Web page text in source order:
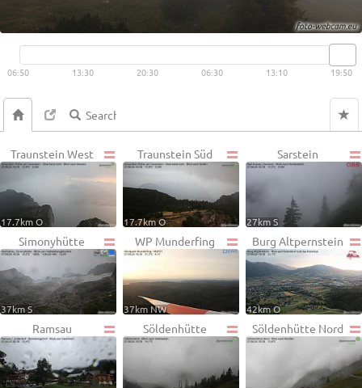
Live video available → View
06:50 13:30 20:30 06:30 13:10 19:50
Traunstein West
17.7km O
Traunstein Süd
17.7km O
Sarstein
27km S
Simonyhütte
37km S
WP Munderfing
37km NW
Burg Altpernstein
42km O
Ramsau Söldenhütte Söldenhütte Nord